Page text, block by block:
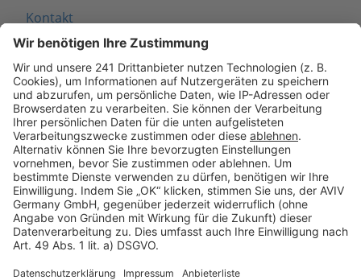
Kontakt
Seitenaufbau
Barrierefreiheit
Cookie Einstellungen
Rechtliches
AGB-Übersicht
Datenschutz
Impressum